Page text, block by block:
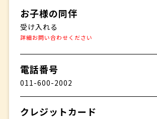
お子様の同伴
受け入れる
詳細お問い合わせください
電話番号
011-600-2002
クレジットカード